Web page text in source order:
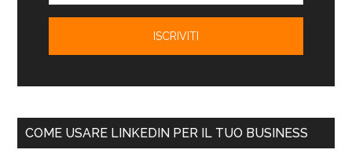
COME USARE LINKEDIN PER IL TUO BUSINESS